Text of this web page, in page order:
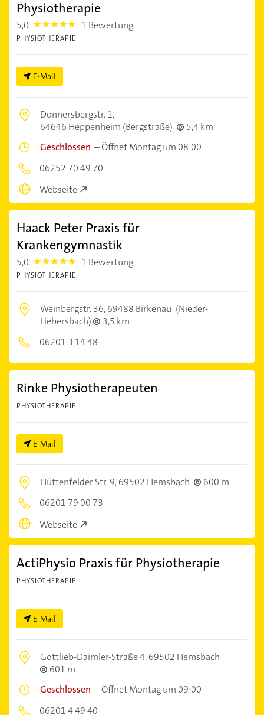
Physiotherapie
5,0 5.0 1 Bewertung
PHYSIOTHERAPIE
E-Mail
Donnersbergstr. 1,
64646 Heppenheim (Bergstraße)
5,4 km
Geschlossen –Öffnet Montag um 08:00
06252 70 49 70
Webseite
Haack Peter Praxis für
Krankengymnastik
5,0 5.0 1 Bewertung
PHYSIOTHERAPIE
Weinbergstr. 36,69488 Birkenau (Nieder-
Liebersbach)
3,5 km
06201 3 14 48
Rinke Physiotherapeuten
PHYSIOTHERAPIE
E-Mail
Hüttenfelder Str. 9,69502 Hemsbach
600 m
06201 79 00 73
Webseite
ActiPhysio Praxis für Physiotherapie
PHYSIOTHERAPIE
E-Mail
Gottlieb-Daimler-Straße 4,69502 Hemsbach
601 m
Geschlossen –Öffnet Montag um 09:00
06201 4 49 40